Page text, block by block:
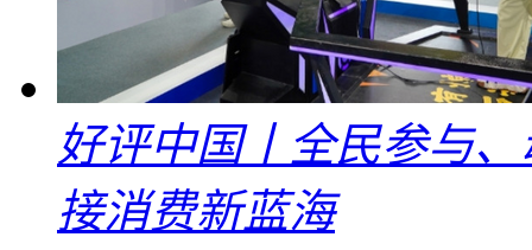
好评中国丨全民参与
接消费新蓝海